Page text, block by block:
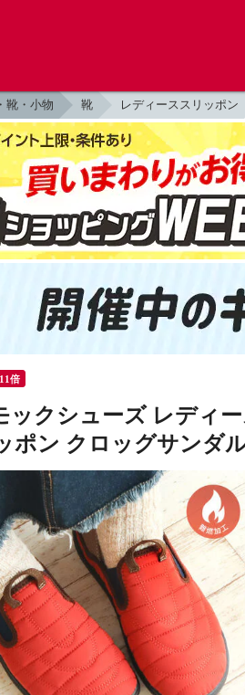
靴・小物 靴 レディーススリッポン
倍
ックシューズ レディ
ポン クロッグサンダ